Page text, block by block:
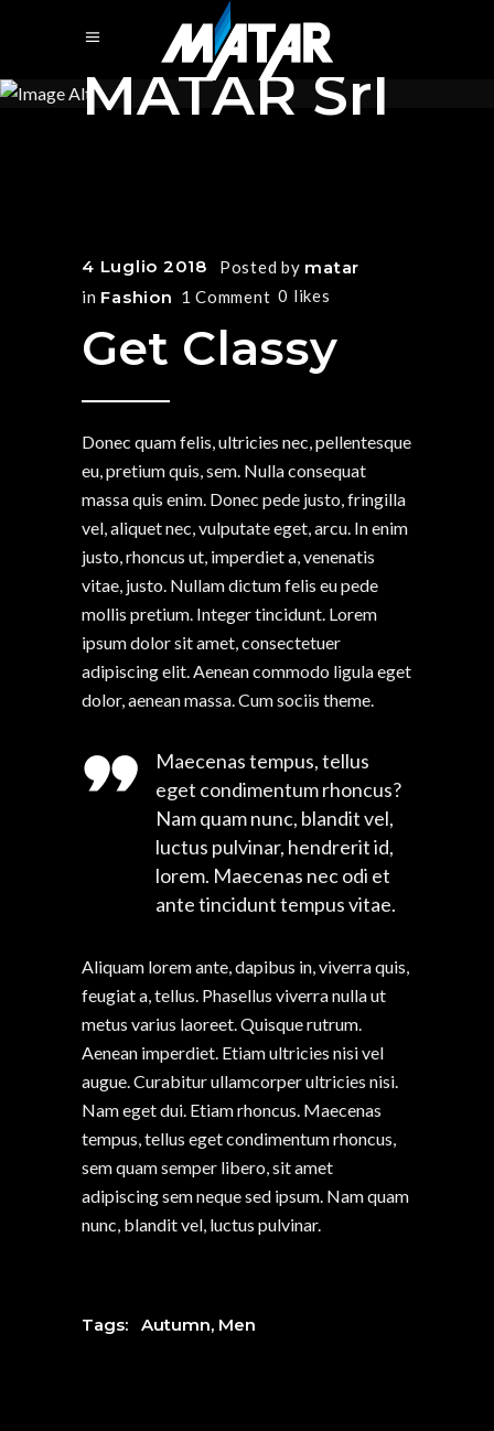
MATAR Srl
4 Luglio 2018 Posted by matar
in Fashion 1 Comment 0 likes
Get Classy
Donec quam felis, ultricies nec, pellentesque
eu, pretium quis, sem. Nulla consequat
massa quis enim. Donec pede justo, fringilla
vel, aliquet nec, vulputate eget, arcu. In enim
justo, rhoncus ut, imperdiet a, venenatis
vitae, justo. Nullam dictum felis eu pede
mollis pretium. Integer tincidunt. Lorem
ipsum dolor sit amet, consectetuer
adipiscing elit. Aenean commodo ligula eget
dolor, aenean massa. Cum sociis theme.
Maecenas tempus, tellus
eget condimentum rhoncus?
Nam quam nunc, blandit vel,
luctus pulvinar, hendrerit id,
lorem. Maecenas nec odi et
ante tincidunt tempus vitae.
Aliquam lorem ante, dapibus in, viverra quis,
feugiat a, tellus. Phasellus viverra nulla ut
metus varius laoreet. Quisque rutrum.
Aenean imperdiet. Etiam ultricies nisi vel
augue. Curabitur ullamcorper ultricies nisi.
Nam eget dui. Etiam rhoncus. Maecenas
tempus, tellus eget condimentum rhoncus,
sem quam semper libero, sit amet
adipiscing sem neque sed ipsum. Nam quam
nunc, blandit vel, luctus pulvinar.
Tags: Autumn, Men